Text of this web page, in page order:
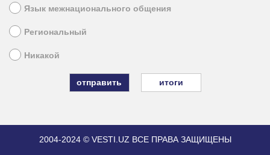
Язык межнационального общения
Региональный
Никакой
итоги
2004-2024 © VESTI.UZ ВСЕ ПРАВА ЗАЩИЩЕНЫ